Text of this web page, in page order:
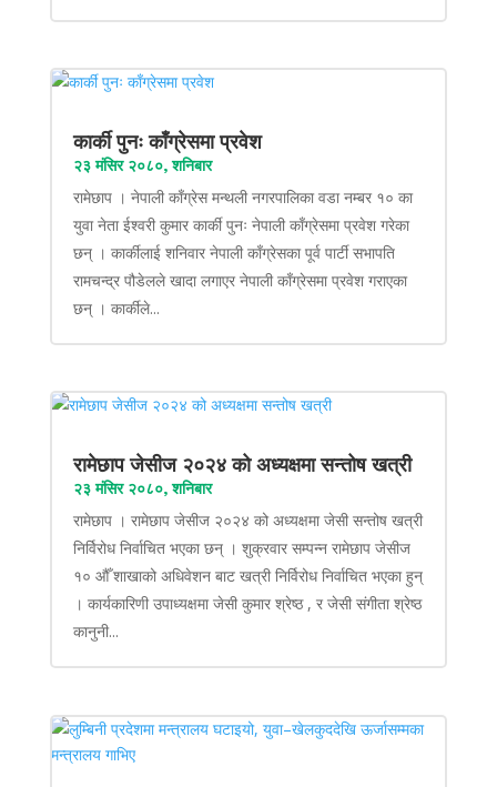
कार्की पुनः काँग्रेसमा प्रवेश
२३ मंसिर २०८०, शनिबार
रामेछाप । नेपाली काँग्रेस मन्थली नगरपालिका वडा नम्बर १० का
युवा नेता ईश्वरी कुमार कार्की पुनः नेपाली काँग्रेसमा प्रवेश गरेका
छन् । कार्कीलाई शनिवार नेपाली काँग्रेसका पूर्व पार्टी सभापति
रामचन्द्र पौडेलले खादा लगाएर नेपाली काँग्रेसमा प्रवेश गराएका
छन् । कार्कीले...
रामेछाप जेसीज २०२४ को अध्यक्षमा सन्तोष खत्री
२३ मंसिर २०८०, शनिबार
रामेछाप । रामेछाप जेसीज २०२४ को अध्यक्षमा जेसी सन्तोष खत्री
निर्विरोध निर्वाचित भएका छन् । शुक्रवार सम्पन्न रामेछाप जेसीज
१० औँ शाखाको अधिवेशन बाट खत्री निर्विरोध निर्वाचित भएका हुन्
। कार्यकारिणी उपाध्यक्षमा जेसी कुमार श्रेष्ठ , र जेसी संगीता श्रेष्ठ
कानुनी...